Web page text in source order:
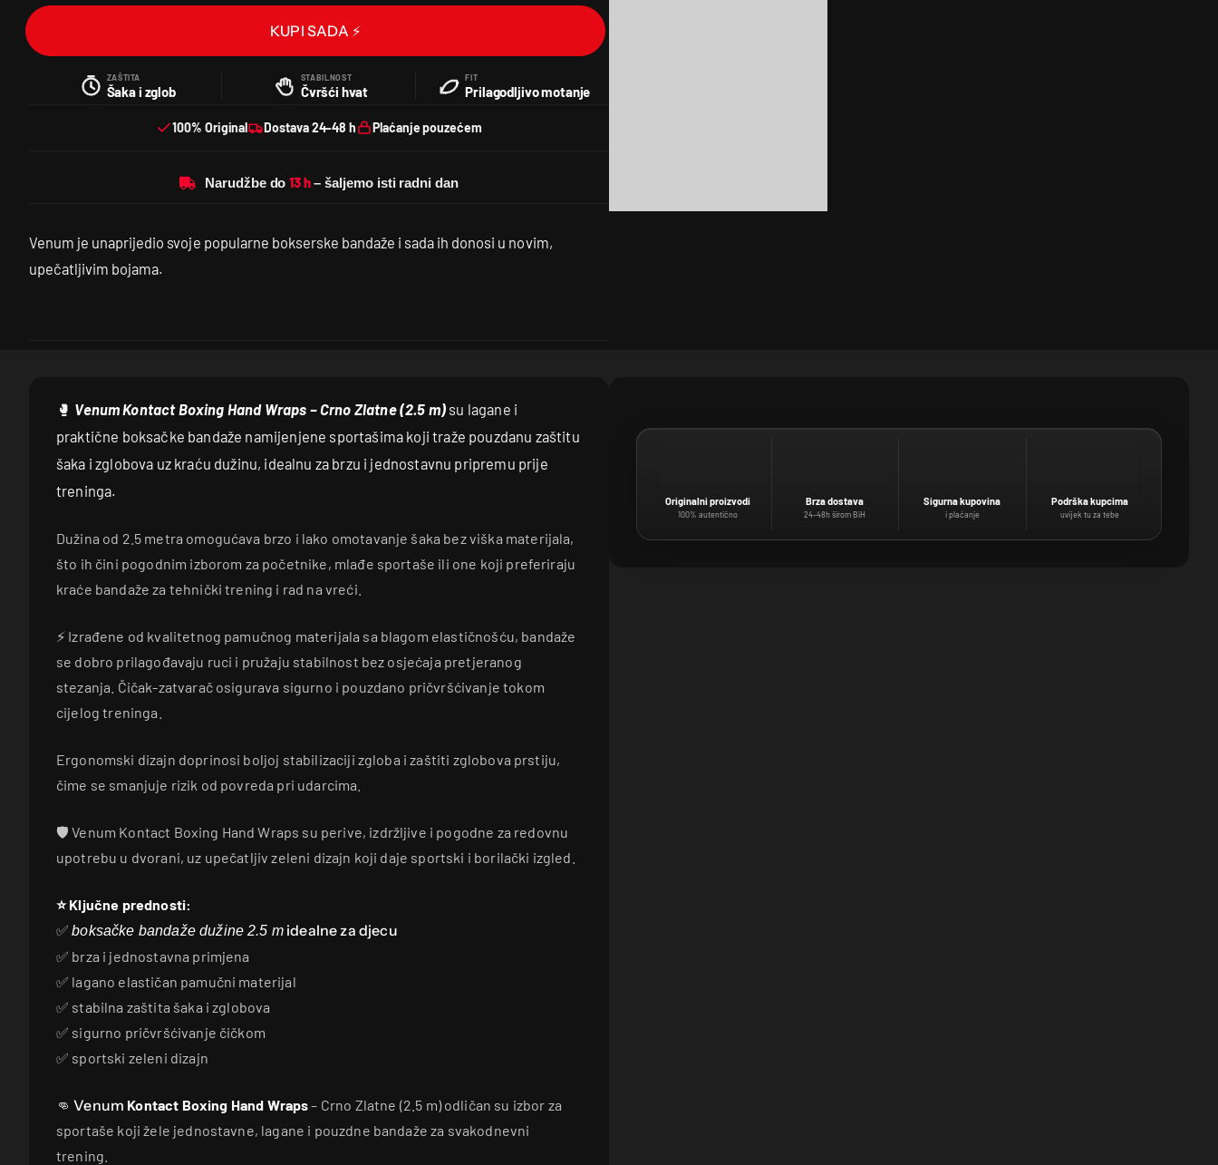
KUPI SADA ⚡
ZAŠTITA
Šaka i zglob
STABILNOST
Čvršći hvat
FIT
Prilagodljivo motanje
100% Original Dostava 24–48 h Plaćanje pouzećem
Narudžbe do
Venum je unaprijedio svoje popularne bokserske bandaže i sada ih donosi u novim,
upečatljivim bojama.
🥊 Venum Kontact Boxing Hand Wraps – Crno Zlatne (2.5 m) su lagane i
praktične boksačke bandaže namijenjene sportašima koji traže pouzdanu zaštitu
šaka i zglobova uz kraću dužinu, idealnu za brzu i jednostavnu pripremu prije
treninga.
Dužina od 2.5 metra omogućava brzo i lako omotavanje šaka bez viška materijala,
što ih čini pogodnim izborom za početnike, mlađe sportaše ili one koji preferiraju
kraće bandaže za tehnički trening i rad na vreći.
⚡ Izrađene od kvalitetnog pamučnog materijala sa blagom elastičnošću, bandaže
se dobro prilagođavaju ruci i pružaju stabilnost bez osjećaja pretjeranog
stezanja. Čičak-zatvarač osigurava sigurno i pouzdano pričvršćivanje tokom
cijelog treninga.
Ergonomski dizajn doprinosi boljoj stabilizaciji zgloba i zaštiti zglobova prstiju,
čime se smanjuje rizik od povreda pri udarcima.
🛡️ Venum Kontact Boxing Hand Wraps su perive, izdržljive i pogodne za redovnu
upotrebu u dvorani, uz upečatljiv zeleni dizajn koji daje sportski i borilački izgled.
⭐ Ključne prednosti:
✅boksačke bandaže dužine 2.5 midealne za djecu
✅ brza i jednostavna primjena
✅ lagano elastičan pamučni materijal
✅ stabilna zaštita šaka i zglobova
✅ sigurno pričvršćivanje čičkom
✅ sportski zeleni dizajn
👊Venum Kontact Boxing Hand Wraps– Crno Zlatne (2.5 m) odličan su izbor za
sportaše koji žele jednostavne, lagane i pouzdne bandaže za svakodnevni
trening.
Originalni proizvodi
100% autentično
Brza dostava
24–48h širom BiH
Sigurna kupovina
i plaćanje
Podrška kupcima
uvijek tu za tebe